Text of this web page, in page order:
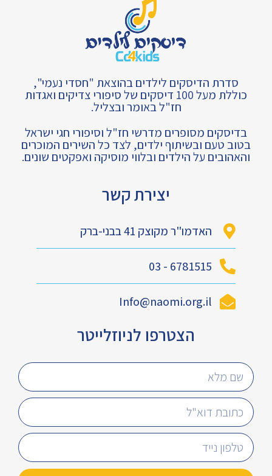
סדרת הדיסקים לילדים בהוצאת "חסדי נעמי",
כוללת מעל 100 דיסקים של סיפורי צדיקים ואגדות
חז"ל באומר ובצליל.
בדיסקים מסופרים מדרשי חז"ל וסיפורי חגי ישראל
בטוב טעם ובשיתוף ילדים, לצד כל השירים המוכרים
והאהובים על הילדים ובלווי מוסיקה ואפקטים שונים.
יצירת קשר
האדמו"ר מקוצק 41 בבני-ברק
6781515 - 03
Info@naomi.org.il
הצטרפו לניוזלייטר